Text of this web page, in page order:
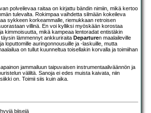
polveilevaa raitaa on kirjattu bändin nimiin, mikä kertoo
tulevalta. Rokimpaa vaihdetta silmään kokeileva
sykkeen korkeammalle, riemukkaan retroisen
villinä. En voi kylliksi myöskään korostaa
kimmoisuutta, mikä kampeaa lentoradat entistäkin
lämmennyt ankkuriraita Departuren maalaileville
loputtomille auringonnousuille ja -laskuille, mutta
on tullut kuunneltua toisellakin korvalla ja toimiihan
jammailuun taipuvaisen instrumentaaliväännön ja
väliltä. Sanoja ei edes muista kaivata, niin
on. Toimii siis kuin aika.